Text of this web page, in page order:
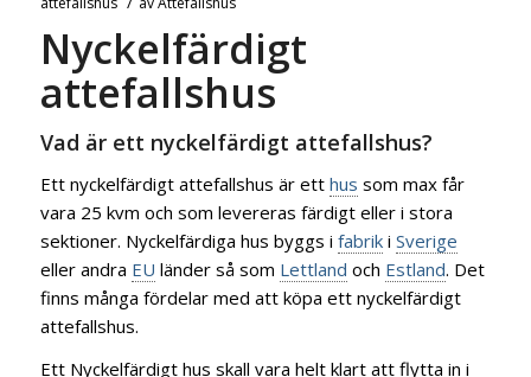
Nyckelfärdigt
attefallshus
Vad är ett nyckelfärdigt attefallshus?
Ett nyckelfärdigt attefallshus är ett hus som max får
vara 25 kvm och som levereras färdigt eller i stora
sektioner. Nyckelfärdiga hus byggs i fabriki Sverige
eller andra EU länder så som Lettland och Estland. Det
finns många fördelar med att köpa ett nyckelfärdigt
attefallshus.
Ett Nyckelfärdigt hus skall vara helt klart att flytta in i